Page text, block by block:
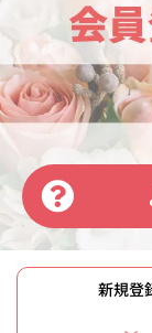
新規登